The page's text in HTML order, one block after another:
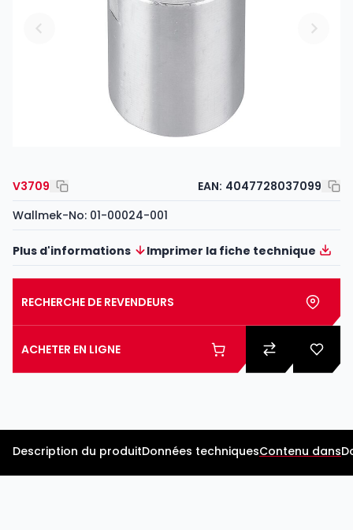
V3709 EAN: 4047728037099
Wallmek-No: 01-00024-001
Plus d'informations Imprimer la fiche technique
RECHERCHE DE REVENDEURS
ACHETER EN LIGNE
Description du produitDonnées techniquesContenu dans